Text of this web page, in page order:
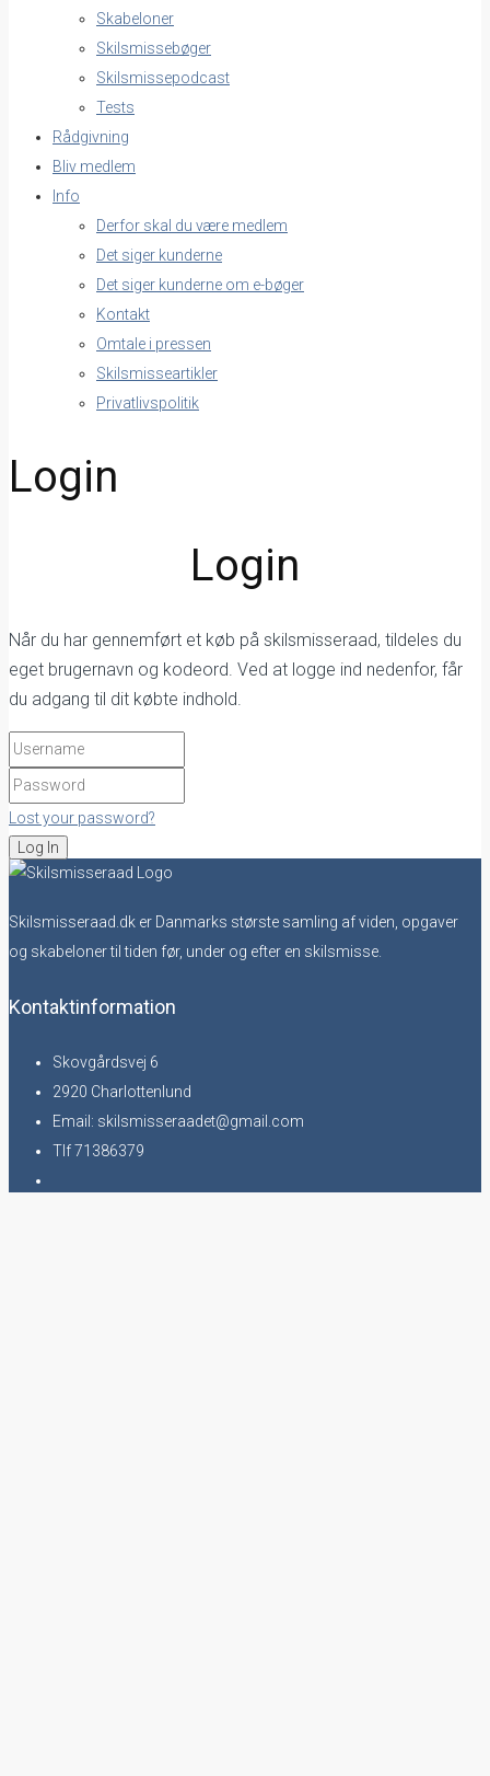
Skabeloner
Skilsmissebøger
Skilsmissepodcast
Tests
Rådgivning
Bliv medlem
Info
Derfor skal du være medlem
Det siger kunderne
Det siger kunderne om e-bøger
Kontakt
Omtale i pressen
Skilsmisseartikler
Privatlivspolitik
Login
Login
Når du har gennemført et køb på skilsmisseraad, tildeles du
eget brugernavn og kodeord. Ved at logge ind nedenfor, får
du adgang til dit købte indhold.
Lost your password?
Skilsmisseraad.dk er Danmarks største samling af viden, opgaver
og skabeloner til tiden før, under og efter en skilsmisse.
Kontaktinformation
Skovgårdsvej 6
2920 Charlottenlund
Email: skilsmisseraadet@gmail.com
Tlf 71386379